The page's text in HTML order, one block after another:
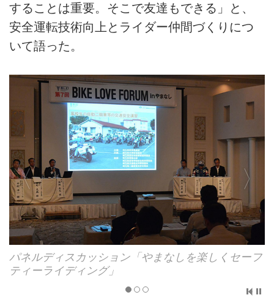
することは重要。そこで友達もできる」と、
安全運転技術向上とライダー仲間づくりにつ
いて語った。
パネルディスカッション「やまなしを楽しくセーフ
ティーライディング」